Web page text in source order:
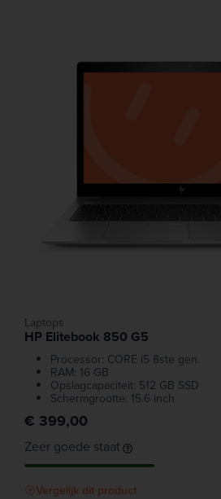
Laptops
HP Elitebook 850 G5
Processor: CORE i5 8ste gen.
RAM: 16 GB
Opslagcapaciteit: 512 GB SSD
Schermgrootte: 15.6 inch
€ 399,00
Zeer goede staat
Vergelijk dit product